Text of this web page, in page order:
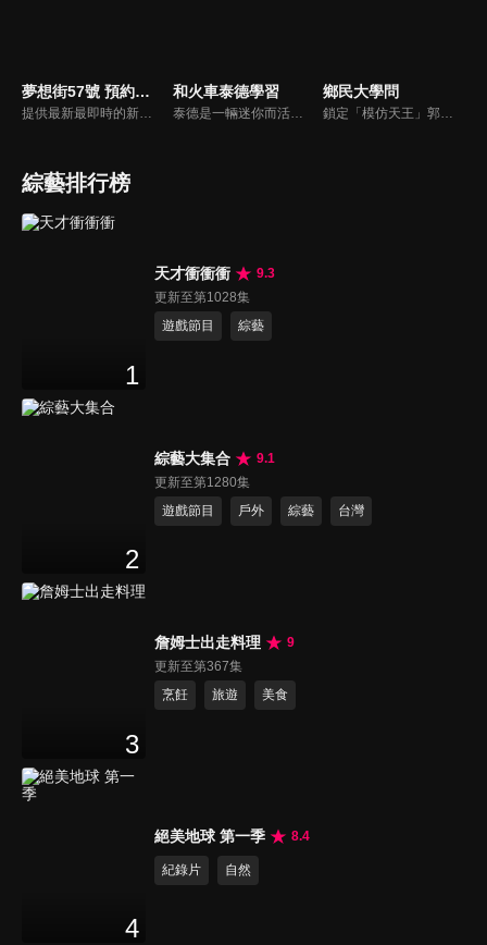
夢想街57號 預約你的夢想
提供最新最即時的新車資訊、邀請汽車達人分享試車報告，同時幫觀眾做最仔細的車款集評！還有專家分享最實用、最省錢的愛車維修撇步，甚至將難得一見的限量車、改裝車直接搬到棚內，將更專業、更豐富、更多元化的內容呈現給觀眾。
和火車泰德學習
泰德是一輛迷你而活潑的火車。 它總是在嘗試新的冒險，並盡可能通過他玩的遊戲學到東西。 在他的冒險中，泰德學習了形狀、顏色和數位。 小朋友們快來和泰德一起快樂地學習吧！
鄉民大學問
鎖定「模仿天王」郭子乾，還有高顏值學霸大學生辛辣提問唷！全新優質節目都在NOWnews《鄉民大學問》！
綜藝排行榜
1
天才衝衝衝
9.3
更新至第1028集
遊戲節目
綜藝
2
綜藝大集合
9.1
更新至第1280集
遊戲節目
戶外 綜藝 台灣
3
詹姆士出走料理
9
更新至第367集
烹飪
旅遊 美食
4
絕美地球 第一季 8.4
紀錄片 自然